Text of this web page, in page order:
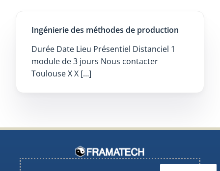
Ingénierie des méthodes de production
Durée Date Lieu Présentiel Distanciel 1
module de 3 jours Nous contacter
Toulouse X X […]